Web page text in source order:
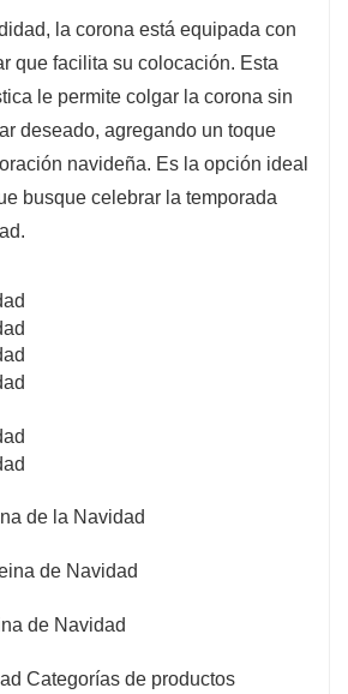
la corona está equipada con
que facilita su colocación. Esta
le permite colgar la corona sin
deseado, agregando un toque
navideña. Es la opción ideal
busque celebrar la temporada